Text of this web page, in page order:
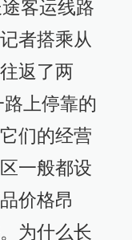
客运线路
者搭乘从
返了两
上停靠的
们的经营
一般都设
价格昂
为什么长